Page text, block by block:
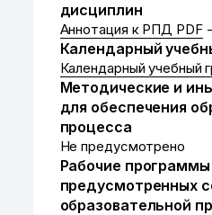
дисциплин
Аннотация к РПД PDF-
Календарный
Календарный учебный
Методические и
для обеспечения
процесса
Не предусмотрено
Рабочие программы
предусмотренных
образовательной